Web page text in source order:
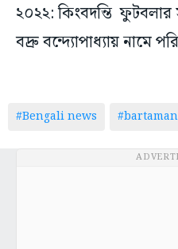
২০২২: কিংবদন্তি ফুটবলার
বদ্রু বন্দ্যোপাধ্যায় নামে
#Bengali news